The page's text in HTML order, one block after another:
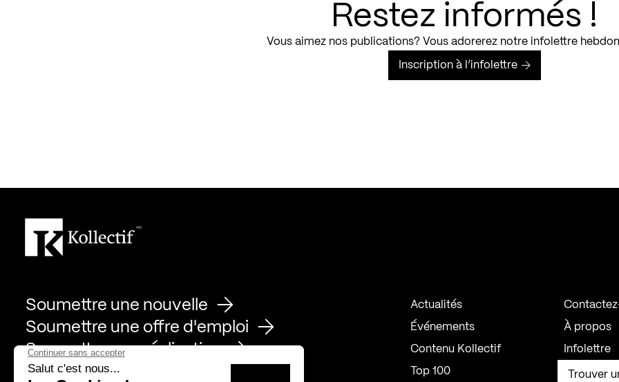
Restez informés !
Vous aimez nos publications? Vous adorerez notre infolettre
Inscription à l’infolettre
Soumettre une nouvelle
Soumettre une offre d'emploi
Soumettre une réalisation
Actualités
Événements
Contenu Kollectif
Top 100
À propos
Infolettre
Trouver